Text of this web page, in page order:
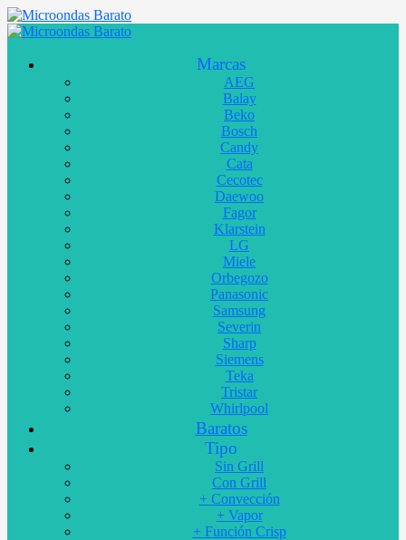
Marcas
AEG
Balay
Beko
Bosch
Candy
Cata
Cecotec
Daewoo
Fagor
Klarstein
LG
Miele
Orbegozo
Panasonic
Samsung
Severin
Sharp
Siemens
Teka
Tristar
Whirlpool
Baratos
Tipo
Sin Grill
Con Grill
+ Convección
+ Vapor
+ Función Crisp